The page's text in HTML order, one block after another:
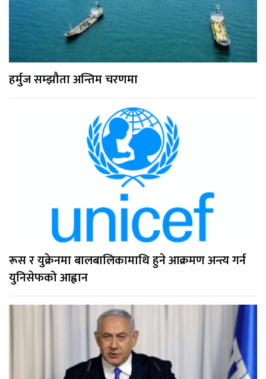
हर्मुज सम्झौता अन्तिम चरणमा
रूस र युक्रेनमा बालबालिकामाथि हुने आक्रमण अन्त्य गर्न
युनिसेफको आह्वान